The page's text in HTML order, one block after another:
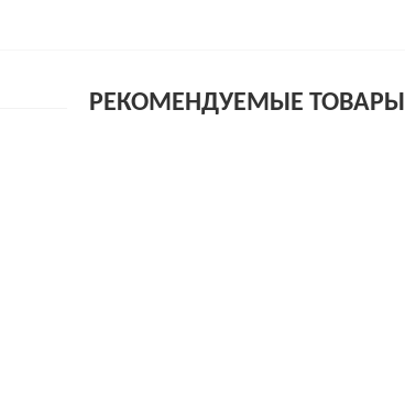
РЕКОМЕНДУЕМЫЕ ТОВАРЫ